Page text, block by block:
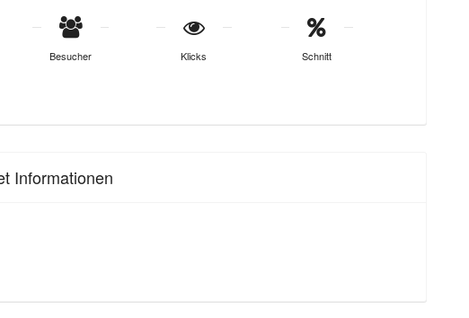
Besucher Klicks Schnitt
Informationen